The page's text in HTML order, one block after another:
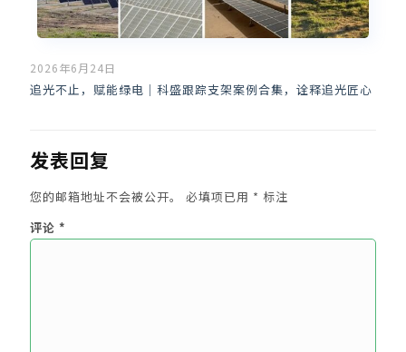
2026年6月24日
追光不止，赋能绿电｜科盛跟踪支架案例合集，诠释追光匠心
发表回复
您的邮箱地址不会被公开。 必填项已用 * 标注
评论 *